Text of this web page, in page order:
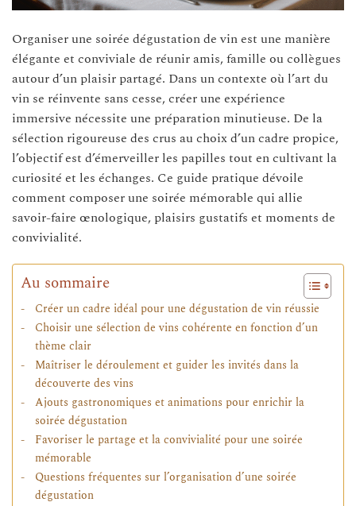
Organiser une soirée dégustation de vin est une manière
élégante et conviviale de réunir amis, famille ou collègues
autour d’un plaisir partagé. Dans un contexte où l’art du
vin se réinvente sans cesse, créer une expérience
immersive nécessite une préparation minutieuse. De la
sélection rigoureuse des crus au choix d’un cadre propice,
l’objectif est d’émerveiller les papilles tout en cultivant la
curiosité et les échanges. Ce guide pratique dévoile
comment composer une soirée mémorable qui allie
savoir-faire œnologique, plaisirs gustatifs et moments de
convivialité.
Au sommaire
Créer un cadre idéal pour une dégustation de vin réussie
Choisir une sélection de vins cohérente en fonction d’un
thème clair
Maîtriser le déroulement et guider les invités dans la
découverte des vins
Ajouts gastronomiques et animations pour enrichir la
soirée dégustation
Favoriser le partage et la convivialité pour une soirée
mémorable
Questions fréquentes sur l’organisation d’une soirée
dégustation